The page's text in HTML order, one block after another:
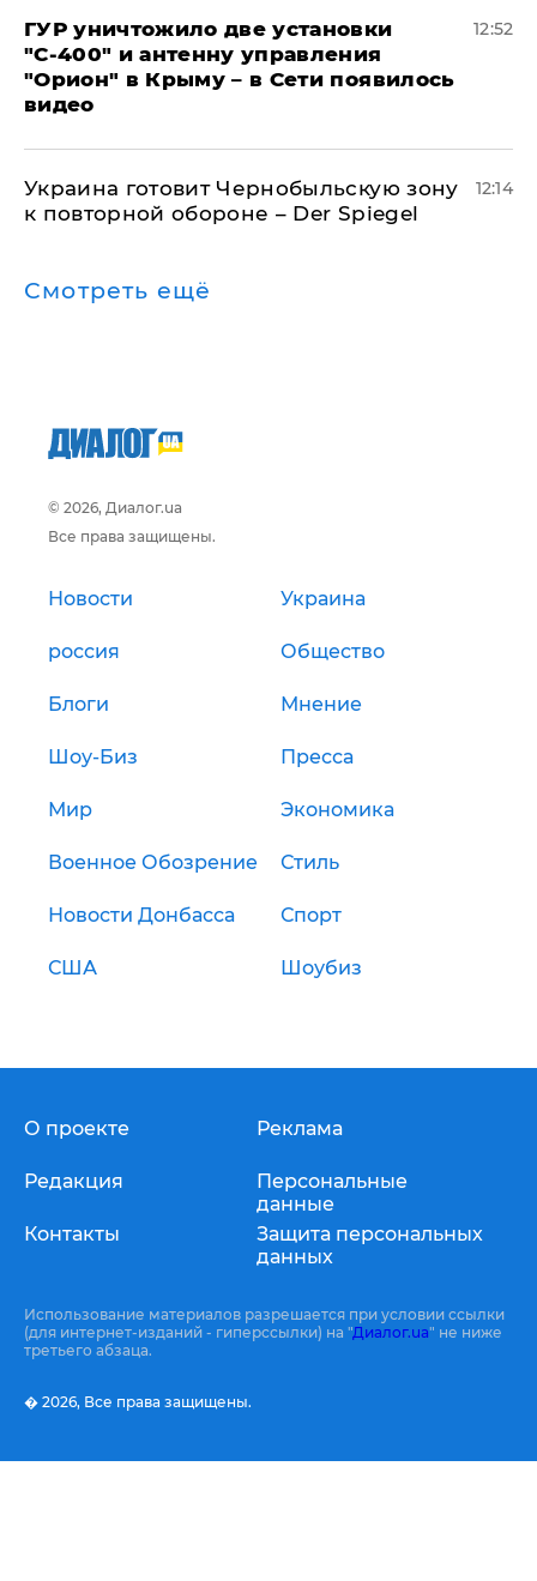
ГУР уничтожило две установки
"С‑400" и антенну управления
"Орион" в Крыму – в Сети появилось
видео
12:52
Украина готовит Чернобыльскую зону
к повторной обороне – Der Spiegel
12:14
Смотреть ещё
© 2026, Диалог.ua
Все права защищены.
Новости Украина
россия Общество
Блоги Мнение
Шоу-Биз Пресса
Мир Экономика
Военное Обозрение Стиль
Новости Донбасса Спорт
США Шоубиз
О проекте
Редакция
Контакты
Реклама
Персональные
данные
Защита персональных
данных
Использование материалов разрешается при условии ссылки
(для интернет-изданий - гиперссылки) на "Диалог.ua" не ниже
третьего абзаца.
� 2026, Все права защищены.